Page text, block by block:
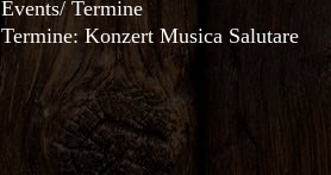
Events/ Termine
Termine: Konzert Musica Salutare